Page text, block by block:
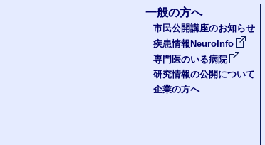
一般の方へ
市民公開講座のお知らせ
疾患情報NeuroInfo
専門医のいる病院
研究情報の公開について
企業の方へ